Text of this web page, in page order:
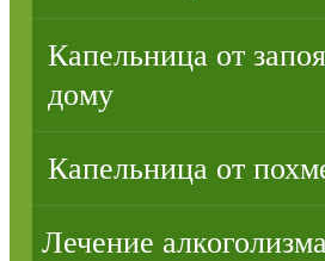
Капельница от
дому
Капельница от
Лечение алкоголизма